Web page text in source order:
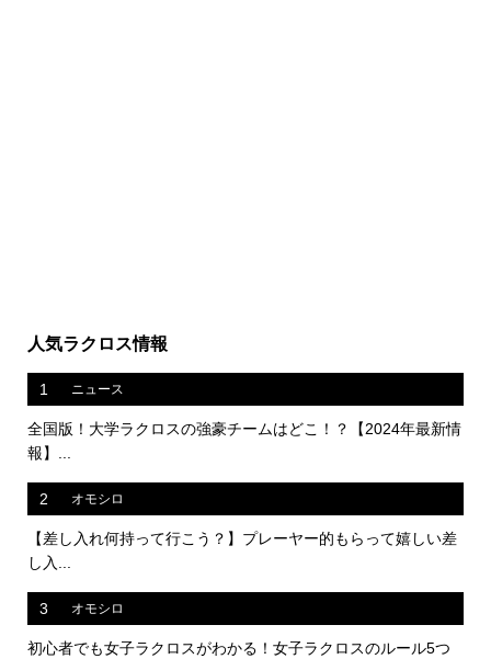
人気ラクロス情報
1 ニュース
全国版！大学ラクロスの強豪チームはどこ！？【2024年最新情
報】...
2 オモシロ
【差し入れ何持って行こう？】プレーヤー的もらって嬉しい差
し入...
3 オモシロ
初心者でも女子ラクロスがわかる！女子ラクロスのルール5つ